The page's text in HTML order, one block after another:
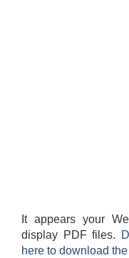
It appears your
display PDF files.
here to download